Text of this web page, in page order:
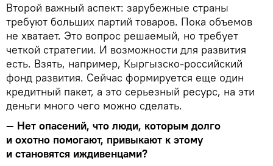
Второй важный аспект: зарубежные страны
требуют больших партий товаров. Пока объемов
не хватает. Это вопрос решаемый, но требует
четкой стратегии. И возможности для развития
есть. Взять, например, Кыргызско-российский
фонд развития. Сейчас формируется еще один
кредитный пакет, а это серьезный ресурс, на эти
деньги много чего можно сделать.
— Нет опасений, что люди, которым долго
и охотно помогают, привыкают к этому
и становятся иждивенцами?